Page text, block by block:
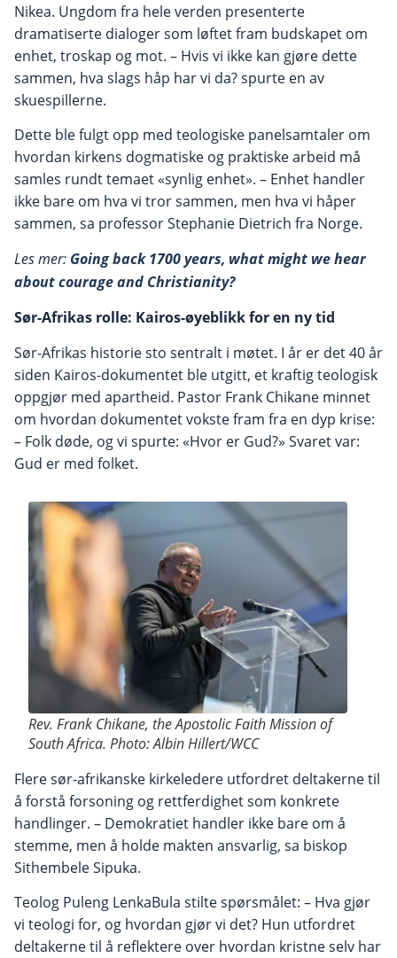
Nikea. Ungdom fra hele verden presenterte
dramatiserte dialoger som løftet fram budskapet om
enhet, troskap og mot. – Hvis vi ikke kan gjøre dette
sammen, hva slags håp har vi da? spurte en av
skuespillerne.
Dette ble fulgt opp med teologiske panelsamtaler om
hvordan kirkens dogmatiske og praktiske arbeid må
samles rundt temaet «synlig enhet». – Enhet handler
ikke bare om hva vi tror sammen, men hva vi håper
sammen, sa professor Stephanie Dietrich fra Norge.
Les mer: Going back 1700 years, what might we hear
about courage and Christianity?
Sør-Afrikas rolle: Kairos-øyeblikk for en ny tid
Sør-Afrikas historie sto sentralt i møtet. I år er det 40 år
siden Kairos-dokumentet ble utgitt, et kraftig teologisk
oppgjør med apartheid. Pastor Frank Chikane minnet
om hvordan dokumentet vokste fram fra en dyp krise:
– Folk døde, og vi spurte: «Hvor er Gud?» Svaret var:
Gud er med folket.
Rev. Frank Chikane, the Apostolic Faith Mission of
South Africa. Photo: Albin Hillert/WCC
Flere sør-afrikanske kirkeledere utfordret deltakerne til
å forstå forsoning og rettferdighet som konkrete
handlinger. – Demokratiet handler ikke bare om å
stemme, men å holde makten ansvarlig, sa biskop
Sithembele Sipuka.
Teolog Puleng LenkaBula stilte spørsmålet: – Hva gjør
vi teologi for, og hvordan gjør vi det? Hun utfordret
deltakerne til å reflektere over hvordan kristne selv har